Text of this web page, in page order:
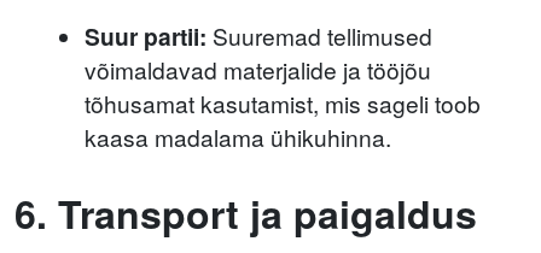
Suur partii: Suuremad tellimused
võimaldavad materjalide ja tööjõu
tõhusamat kasutamist, mis sageli toob
kaasa madalama ühikuhinna.
6. Transport ja paigaldus